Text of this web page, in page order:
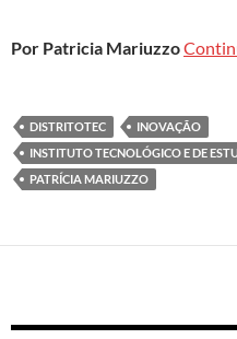
Por Patricia Mariuzzo
DISTRITOTEC
INOVAÇÃO
INSTITUTO TECNOLÓGICO E DE
PATRÍCIA MARIUZZO